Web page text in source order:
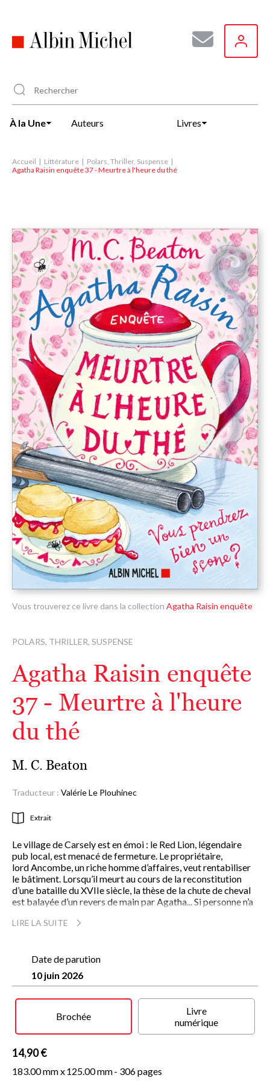
principal
À la Une Auteurs Livres
Accueil Littérature
Polars, Thriller, Suspense
Agatha Raisin enquête 37 - Meurtre à l'heure du thé
Vous trouverez ce livre dans la collection Agatha Raisin enquête
POLARS, THRILLER, SUSPENSE
Agatha Raisin enquête
37 - Meurtre à l'heure
du thé
M. C. Beaton
Traducteur : Valérie Le Plouhinec
Extrait
Le village de Carsely est en émoi : le Red Lion, légendaire
pub local, est menacé de fermeture. Le propriétaire,
lord Ancombe, un riche homme d’affaires, veut rentabiliser
le bâtiment. Lorsqu’il meurt au cours de la reconstitution
d’une bataille du XVIIe siècle, la thèse de la chute de cheval
est balayée d’un revers de main par Agatha... Si personne n’a
Ancombe, à commencer par les villageois s’imaginant déjà
de suspects ? Mais surtout, Carsely sauvera-t-il le Red Lion ?
Avec plus de 2,5 millions d’exemplaires vendus, Agatha
Raisin, l’héritière très spirituelle de Miss Marple
version rock, a imposé sa personnalité loufoque et
irrésistible. Vous reprendrez bien un peu de
Worcestershire sauce dans votre thé ?
rajeuni, adopté des moeurs de cougar, un humour caustique,
et mangé de la vache folle. On est en Angleterre... C’est un
LIRE LA SUITE
Date de parution
10 juin 2026
Brochée
Livre
numérique
14,90 €
183.00 mm x125.00 mm- 306 pages